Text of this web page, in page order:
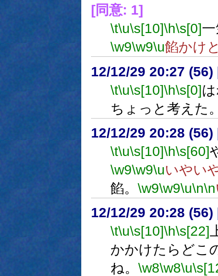
[同意: 1]
\t\u\s[10]\h\s[0]
\w9\w9\u餡かけ
12/12/29 20:27 (56)
\t\u\s[10]\h\s[0]
ちょっと考えた
12/12/29 20:28 (56)
\t\u\s[10]\h\s[60]
\w9\w9\uいやい
餡。 \w9\w9\u\n\n
12/12/29 20:28 (56)
\t\u\s[10]\h\s[22]
かかけたらどこ
ね。 \w8\w8\u